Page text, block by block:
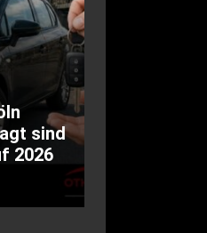
sind
2026